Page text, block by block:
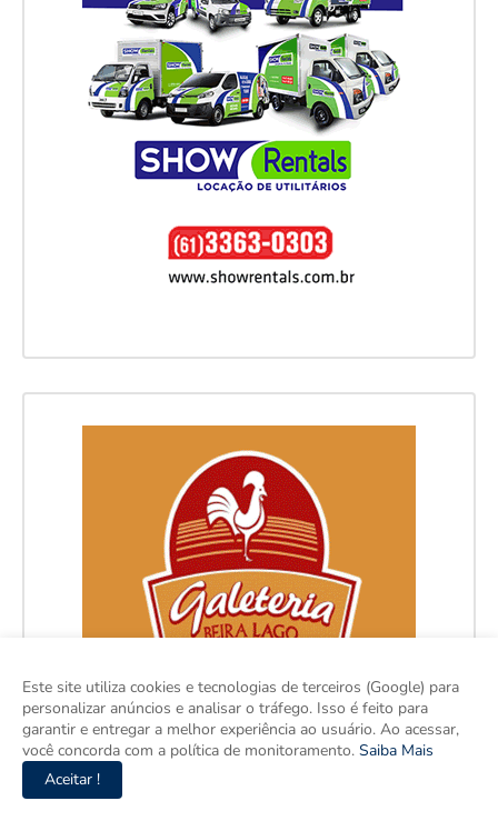
Este site utiliza cookies e tecnologias de terceiros (Google) para
personalizar anúncios e analisar o tráfego. Isso é feito para
garantir e entregar a melhor experiência ao usuário. Ao acessar,
você concorda com a política de monitoramento. Saiba Mais
Aceitar !